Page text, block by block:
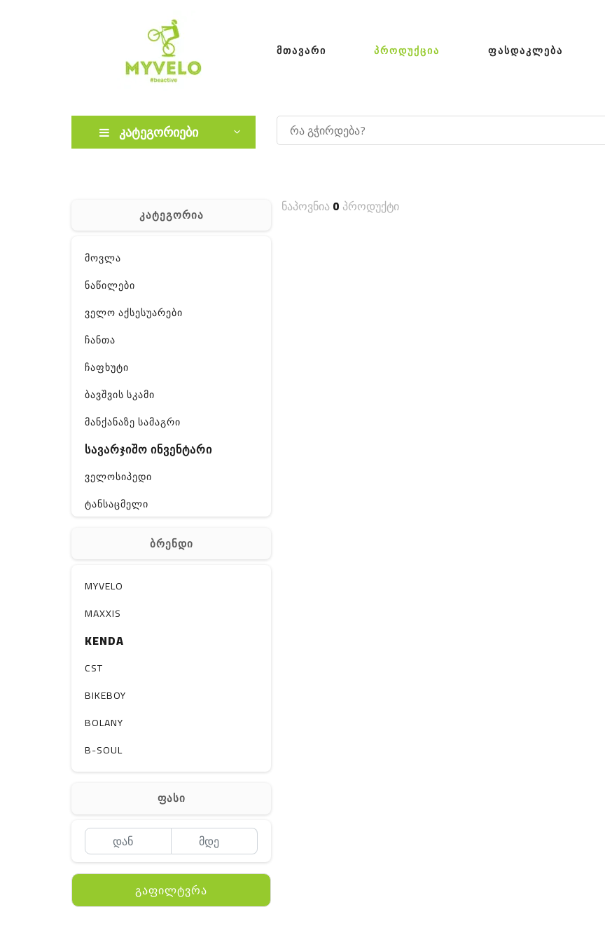
ᲛᲗᲐᲕᲐᲠᲘ ᲞᲠᲝᲓᲣᲥᲪᲘᲐ ᲤᲐᲡᲓᲐᲙᲚᲔᲑᲐ
კატეგორიები
კატეგორია
მოვლა
ნაწილები
ველო აქსესუარები
ჩანთა
ჩაფხუტი
ბავშვის სკამი
მანქანაზე სამაგრი
სავარჯიშო ინვენტარი
ველოსიპედი
ტანსაცმელი
სხვადასხვა
ბრენდი
MYVELO
MAXXIS
KENDA
CST
BIKEBOY
BOLANY
B-SOUL
ფასი
გაფილტვრა
ნაპოვნია0 პროდუქტი